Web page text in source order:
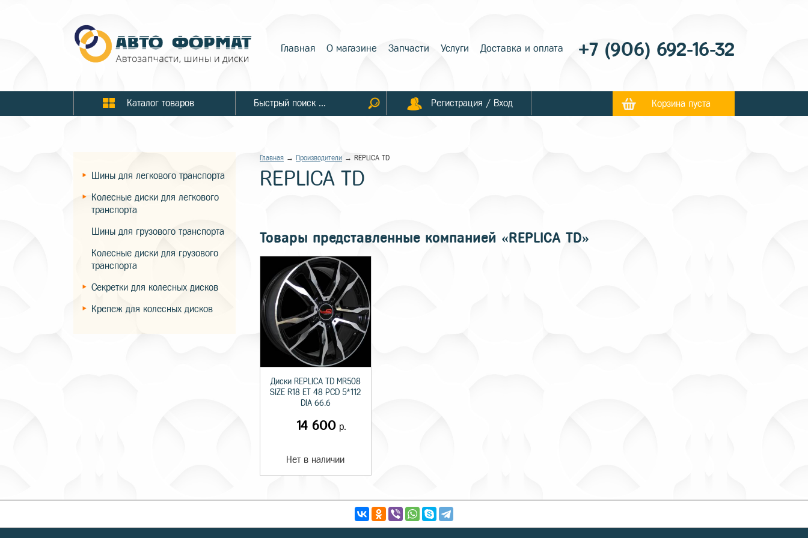
Главная О магазине Запчасти Услуги Доставка и оплата +7 (906) 692-16-32
Каталог товаров Регистрация / Вход Корзина пуста
Шины для легкового транспорта
Колесные диски для легкового
транспорта
Шины для грузового транспорта
Колесные диски для грузового
транспорта
Секретки для колесных дисков
Крепеж для колесных дисков
Главная → Производители → REPLICA TD
REPLICA TD
Товары представленные компанией «REPLICA TD»
Диски REPLICA TD MR508
SIZE R18 ET 48 PCD 5*112
DIA 66.6
14 600 р.
Нет в наличии